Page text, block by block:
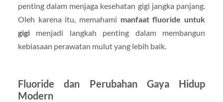
penting dalam menjaga kesehatan gigi jangka panjang.
Oleh karena itu, memahami manfaat fluoride untuk
gigimenjadi langkah penting dalam membangun
kebiasaan perawatan mulut yang lebih baik.
Fluoride dan Perubahan Gaya Hidup
Modern